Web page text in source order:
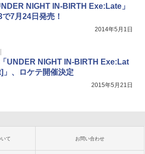
NIGHT IN-BIRTH Exe:Late」
で7月24日発売！
2014年5月1日
UNDER NIGHT IN-BIRTH Exe:Lat
」、ロケテ開催決定
2015年5月21日
て お問い合わせ